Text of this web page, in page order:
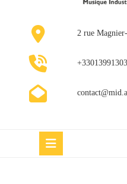
2 rue